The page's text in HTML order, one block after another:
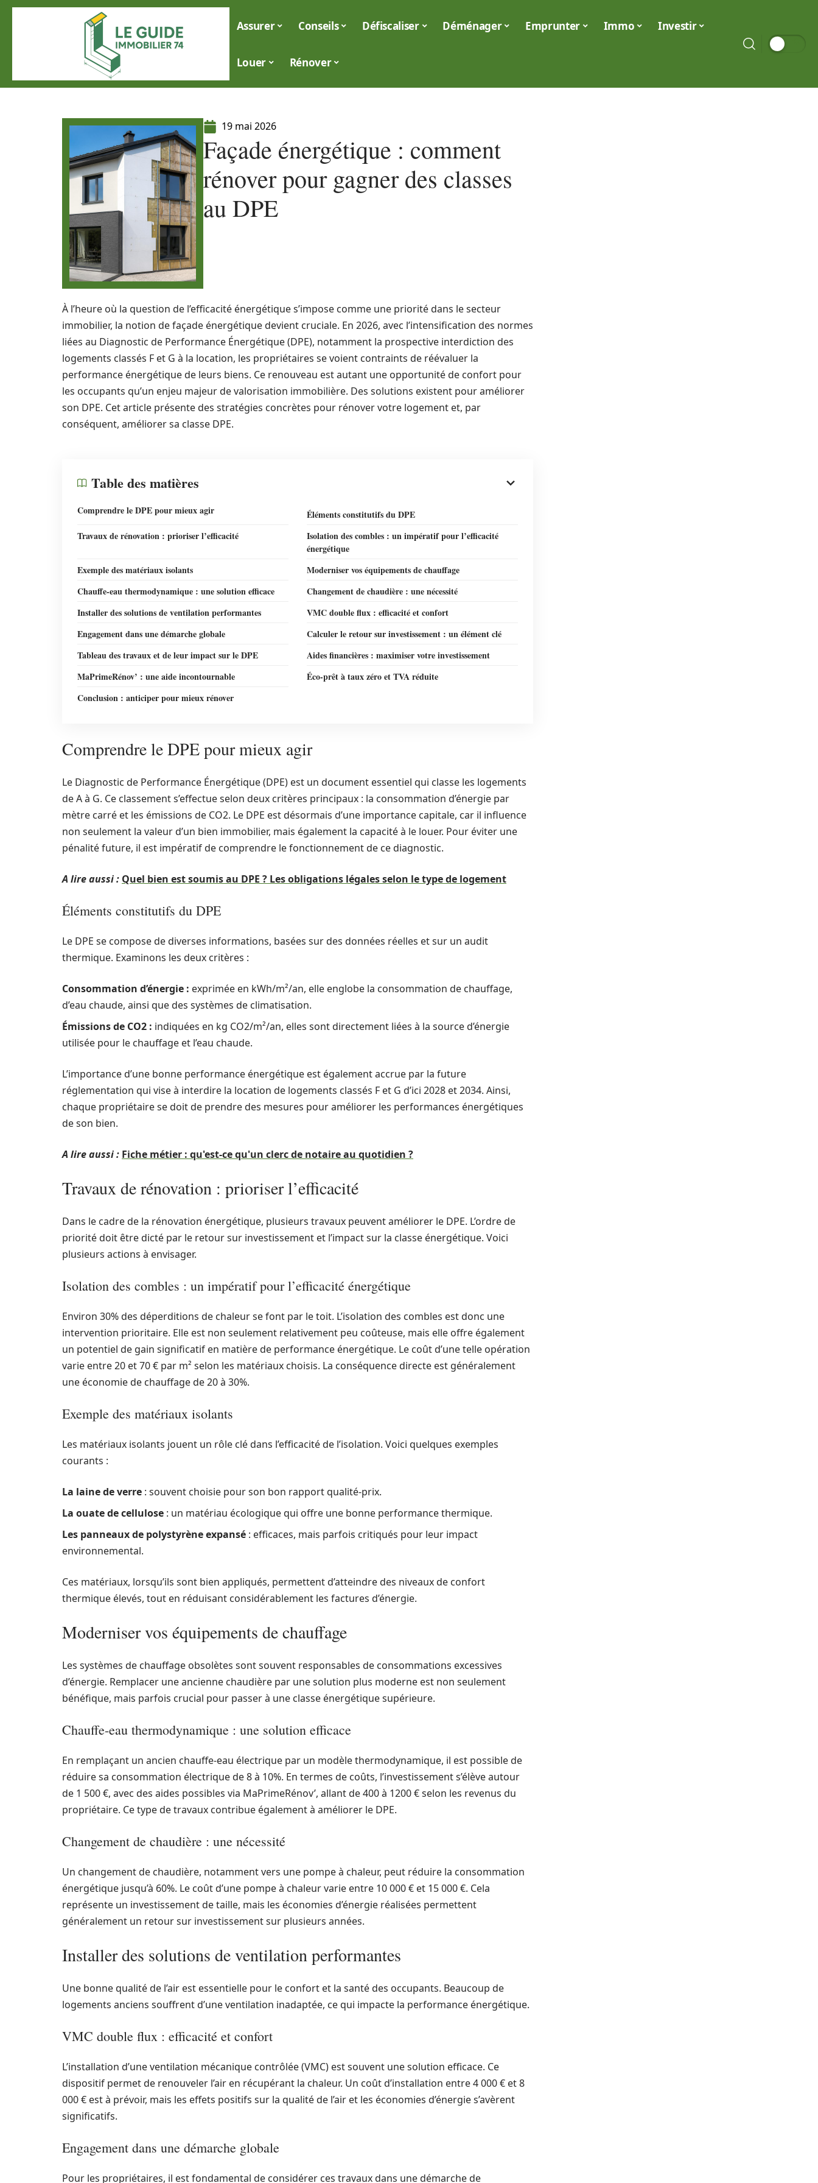
Assurer Conseils Défiscaliser Déménager Emprunter Immo Investir
Louer Rénover
19 mai 2026
Façade énergétique : comment
rénover pour gagner des classes
au DPE
À l’heure où la question de l’efficacité énergétique s’impose comme une priorité dans le secteur
immobilier, la notion de façade énergétique devient cruciale. En 2026, avec l’intensification des normes
liées au Diagnostic de Performance Énergétique (DPE), notamment la prospective interdiction des
logements classés F et G à la location, les propriétaires se voient contraints de réévaluer la
performance énergétique de leurs biens. Ce renouveau est autant une opportunité de confort pour
les occupants qu’un enjeu majeur de valorisation immobilière. Des solutions existent pour améliorer
son DPE. Cet article présente des stratégies concrètes pour rénover votre logement et, par
conséquent, améliorer sa classe DPE.
Table des matières
Comprendre le DPE pour mieux agir
Éléments constitutifs du DPE
Travaux de rénovation : prioriser l’efficacité
Isolation des combles : un impératif pour l’efficacité
énergétique
Exemple des matériaux isolants
Moderniser vos équipements de chauffage
Chauffe-eau thermodynamique : une solution efficace
Changement de chaudière : une nécessité
Installer des solutions de ventilation performantes
VMC double flux : efficacité et confort
Engagement dans une démarche globale
Calculer le retour sur investissement : un élément clé
Tableau des travaux et de leur impact sur le DPE
Aides financières : maximiser votre investissement
MaPrimeRénov’ : une aide incontournable
Éco-prêt à taux zéro et TVA réduite
Conclusion : anticiper pour mieux rénover
Comprendre le DPE pour mieux agir
Le Diagnostic de Performance Énergétique (DPE) est un document essentiel qui classe les logements
de A à G. Ce classement s’effectue selon deux critères principaux : la consommation d’énergie par
mètre carré et les émissions de CO2. Le DPE est désormais d’une importance capitale, car il influence
non seulement la valeur d’un bien immobilier, mais également la capacité à le louer. Pour éviter une
pénalité future, il est impératif de comprendre le fonctionnement de ce diagnostic.
A lire aussi : Quel bien est soumis au DPE ? Les obligations légales selon le type de logement
Éléments constitutifs du DPE
Le DPE se compose de diverses informations, basées sur des données réelles et sur un audit
thermique. Examinons les deux critères :
Consommation d’énergie : exprimée en kWh/m²/an, elle englobe la consommation de chauffage,
d’eau chaude, ainsi que des systèmes de climatisation.
Émissions de CO2 : indiquées en kg CO2/m²/an, elles sont directement liées à la source d’énergie
utilisée pour le chauffage et l’eau chaude.
L’importance d’une bonne performance énergétique est également accrue par la future
réglementation qui vise à interdire la location de logements classés F et G d’ici 2028 et 2034. Ainsi,
chaque propriétaire se doit de prendre des mesures pour améliorer les performances énergétiques
de son bien.
A lire aussi : Fiche métier : qu'est-ce qu'un clerc de notaire au quotidien ?
Travaux de rénovation : prioriser l’efficacité
Dans le cadre de la rénovation énergétique, plusieurs travaux peuvent améliorer le DPE. L’ordre de
priorité doit être dicté par le retour sur investissement et l’impact sur la classe énergétique. Voici
plusieurs actions à envisager.
Isolation des combles : un impératif pour l’efficacité énergétique
Environ 30% des déperditions de chaleur se font par le toit. L’isolation des combles est donc une
intervention prioritaire. Elle est non seulement relativement peu coûteuse, mais elle offre également
un potentiel de gain significatif en matière de performance énergétique. Le coût d’une telle opération
varie entre 20 et 70 € par m² selon les matériaux choisis. La conséquence directe est généralement
une économie de chauffage de 20 à 30%.
Exemple des matériaux isolants
Les matériaux isolants jouent un rôle clé dans l’efficacité de l’isolation. Voici quelques exemples
courants :
La laine de verre : souvent choisie pour son bon rapport qualité-prix.
La ouate de cellulose : un matériau écologique qui offre une bonne performance thermique.
Les panneaux de polystyrène expansé : efficaces, mais parfois critiqués pour leur impact
environnemental.
Ces matériaux, lorsqu’ils sont bien appliqués, permettent d’atteindre des niveaux de confort
thermique élevés, tout en réduisant considérablement les factures d’énergie.
Moderniser vos équipements de chauffage
Les systèmes de chauffage obsolètes sont souvent responsables de consommations excessives
d’énergie. Remplacer une ancienne chaudière par une solution plus moderne est non seulement
bénéfique, mais parfois crucial pour passer à une classe énergétique supérieure.
Chauffe-eau thermodynamique : une solution efficace
En remplaçant un ancien chauffe-eau électrique par un modèle thermodynamique, il est possible de
réduire sa consommation électrique de 8 à 10%. En termes de coûts, l’investissement s’élève autour
de 1 500 €, avec des aides possibles via MaPrimeRénov’, allant de 400 à 1200 € selon les revenus du
propriétaire. Ce type de travaux contribue également à améliorer le DPE.
Changement de chaudière : une nécessité
Un changement de chaudière, notamment vers une pompe à chaleur, peut réduire la consommation
énergétique jusqu’à 60%. Le coût d’une pompe à chaleur varie entre 10 000 € et 15 000 €. Cela
représente un investissement de taille, mais les économies d’énergie réalisées permettent
généralement un retour sur investissement sur plusieurs années.
Installer des solutions de ventilation performantes
Une bonne qualité de l’air est essentielle pour le confort et la santé des occupants. Beaucoup de
logements anciens souffrent d’une ventilation inadaptée, ce qui impacte la performance énergétique.
VMC double flux : efficacité et confort
L’installation d’une ventilation mécanique contrôlée (VMC) est souvent une solution efficace. Ce
dispositif permet de renouveler l’air en récupérant la chaleur. Un coût d’installation entre 4 000 € et 8
000 € est à prévoir, mais les effets positifs sur la qualité de l’air et les économies d’énergie s’avèrent
significatifs.
Engagement dans une démarche globale
Pour les propriétaires, il est fondamental de considérer ces travaux dans une démarche de